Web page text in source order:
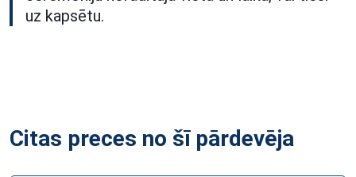
uz kapsētu.
Citas preces no šī pārdevēja